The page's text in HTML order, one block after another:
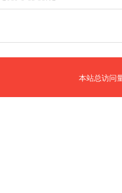
本站总访问